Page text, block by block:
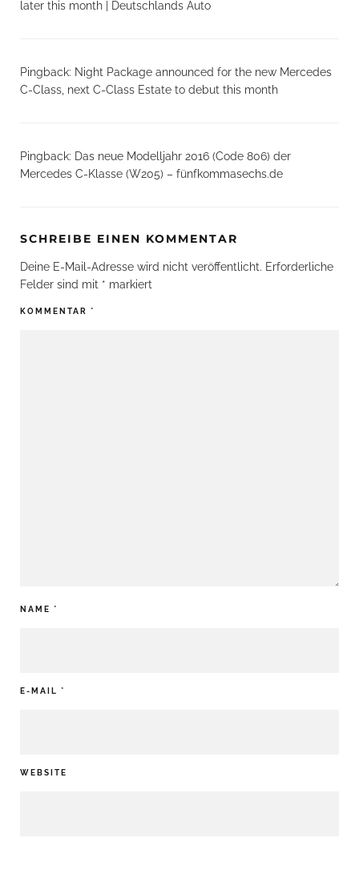
later this month | Deutschlands Auto
Pingback: Night Package announced for the new Mercedes
C-Class, next C-Class Estate to debut this month
Pingback: Das neue Modelljahr 2016 (Code 806) der
Mercedes C-Klasse (W205) – fünfkommasechs.de
SCHREIBE EINEN KOMMENTAR
Deine E-Mail-Adresse wird nicht veröffentlicht. Erforderliche
Felder sind mit * markiert
KOMMENTAR *
NAME *
E-MAIL *
WEBSITE